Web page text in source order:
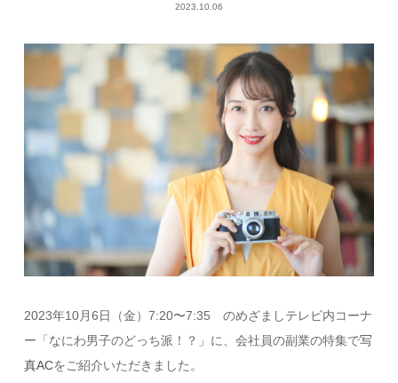
2023.10.06
2023年10月6日（金）7:20〜7:35 のめざましテレビ内コーナ
ー「なにわ男子のどっち派！？」に、会社員の副業の特集で写
真ACをご紹介いただきました。